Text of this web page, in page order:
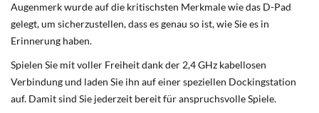
Augenmerk wurde auf die kritischsten Merkmale wie das D-Pad
gelegt, um sicherzustellen, dass es genau so ist, wie Sie es in
Erinnerung haben.
Spielen Sie mit voller Freiheit dank der 2,4 GHz kabellosen
Verbindung und laden Sie ihn auf einer speziellen Dockingstation
auf. Damit sind Sie jederzeit bereit für anspruchsvolle Spiele.